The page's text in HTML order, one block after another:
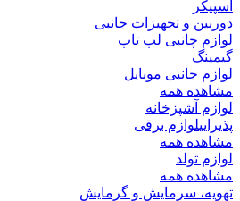
اسپیکر
دوربین و تجهیزات جانبی
لوازم چانبی لپ تاپ
گیمینگ
لوازم جانبی موبایل
مشاهده همه
لوازم آشپزخانه
پذیراییلوازم برقی
مشاهده همه
لوازم تولد
مشاهده همه
تهویه، سرمایش و گرمایش